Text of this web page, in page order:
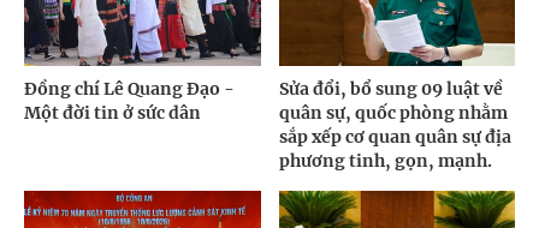
Đồng chí Lê Quang Đạo -
Một đời tin ở sức dân
Sửa đổi, bổ sung 09 luật về
quân sự, quốc phòng nhằm
sắp xếp cơ quan quân sự địa
phương tinh, gọn, mạnh.